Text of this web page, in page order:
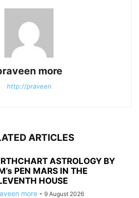
more
http://praveen
ARTICLES
ASTROLOGY BY
PEN MARS IN THE
HOUSE
more - 9 August 2026